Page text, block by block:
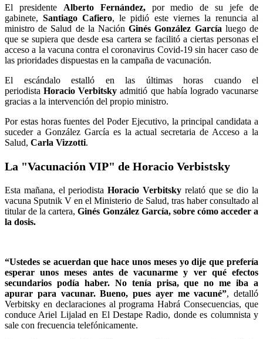
El presidente Alberto Fernández,por medio de su jefe de
gabinete,Santiago Cafiero, le pidió este viernes la renuncia al
ministro de Salud de la NaciónGinés González García luego de
que se supiera que desde esa cartera se facilitó a ciertas personas el
acceso a la vacuna contra el coronavirus Covid-19 sin hacer caso de
las prioridades dispuestas en la campaña de vacunación.
El escándalo estalló en las últimas horas cuando el
periodistaHoracio Verbitsky admitió que había logrado vacunarse
gracias a la intervención del propio ministro.
Por estas horas fuentes del Poder Ejecutivo, la principal candidata a
suceder a González García es la actual secretaria de Acceso a la
Salud, Carla Vizzotti.
La "Vacunación VIP" de Horacio Verbistsky
Esta mañana, el periodistaHoracio Verbitsky relató que se dio la
vacuna Sputnik V en el Ministerio de Salud, tras haber consultado al
titular de la cartera,Ginés González García, sobre cómo acceder a
la dosis.
“Ustedes se acuerdan que hace unos meses yo dije que prefería
esperar unos meses antes de vacunarme y ver qué efectos
secundarios podía haber. No tenía prisa, que no me iba a
apurar para vacunar. Bueno, pues ayer me vacuné”, detalló
Verbitsky en declaraciones al programa Habrá Consecuencias, que
conduce Ariel Lijalad en El Destape Radio, donde es columnista y
sale con frecuencia telefónicamente.